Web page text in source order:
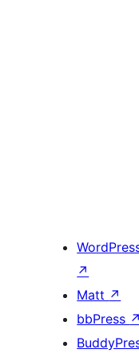
↗
Matt ↗
bbPress ↗